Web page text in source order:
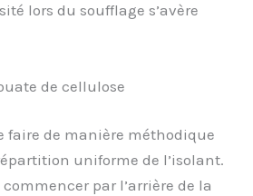
lors du soufflage s’avère
de cellulose
faire de manière méthodique
uniforme de l’isolant.
par l’arrière de la